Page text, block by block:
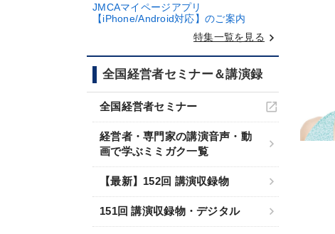
JMCAマイページアプリ
【iPhone/Android対応】のご案内
特集一覧を見る keyboard_arrow_right
全国経営者セミナー＆講演録
全国経営者セミナー
経営者・専門家の講演音声・動
画で学ぶミミガク一覧
【最新】152回 講演収録物
151回 講演収録物・デジタル